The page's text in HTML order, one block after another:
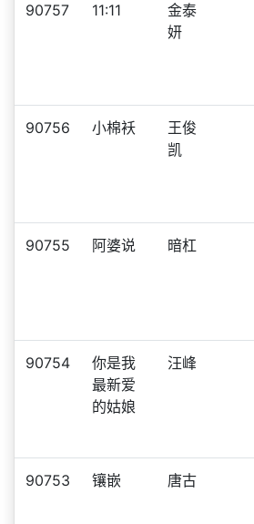
90757 11:11
金泰
妍
90756 小棉袄
王俊
凯
90755 阿婆说 暗杠
90754
你是我
最新爱
的姑娘
汪峰
90753 镶嵌 唐古